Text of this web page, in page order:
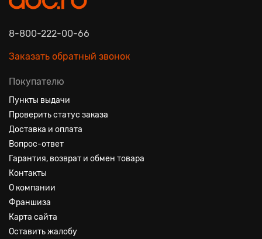
8-800-222-00-66
Заказать обратный звонок
Покупателю
Пункты выдачи
Проверить статус заказа
Доставка и оплата
Вопрос-ответ
Гарантия, возврат и обмен товара
Контакты
О компании
Франшиза
Карта сайта
Оставить жалобу